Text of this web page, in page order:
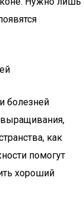
болезней
как
помогут
хороший